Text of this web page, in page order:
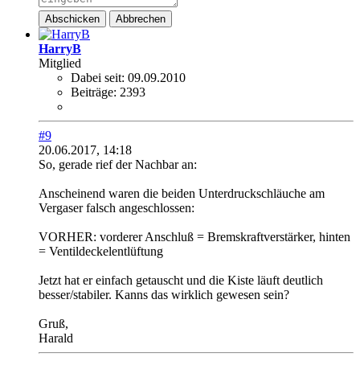
Abschicken Abbrechen
HarryB
Mitglied
Dabei seit: 09.09.2010
Beiträge: 2393
#9
20.06.2017, 14:18
So, gerade rief der Nachbar an:
Anscheinend waren die beiden Unterdruckschläuche am
Vergaser falsch angeschlossen:
VORHER: vorderer Anschluß = Bremskraftverstärker, hinten
= Ventildeckelentlüftung
Jetzt hat er einfach getauscht und die Kiste läuft deutlich
besser/stabiler. Kanns das wirklich gewesen sein?
Gruß,
Harald